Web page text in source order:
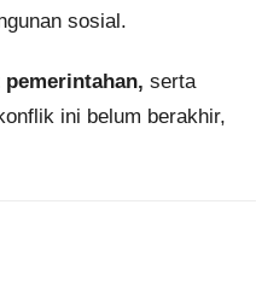
sosial.
pemerintahan, serta
ini belum berakhir,